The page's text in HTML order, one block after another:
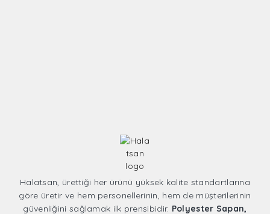
Halatsan, ürettiği her ürünü yüksek kalite standartlarına
göre üretir ve hem personellerinin, hem de müşterilerinin
güvenliğini sağlamak ilk prensibidir. Polyester Sapan,